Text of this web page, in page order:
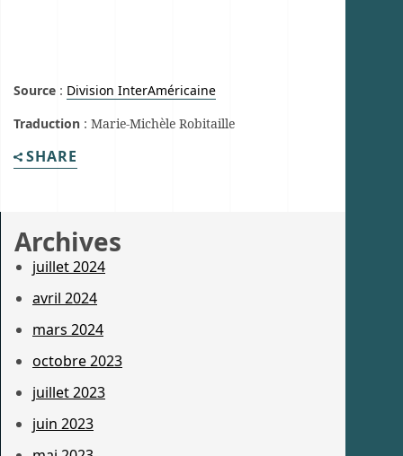
Source : Division InterAméricaine
Traduction : Marie-Michèle Robitaille
SHARE
Archives
juillet 2024
avril 2024
mars 2024
octobre 2023
juillet 2023
juin 2023